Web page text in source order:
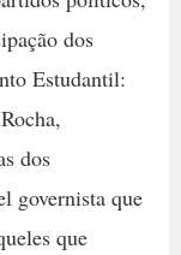
dos
Estudantil:
dos
governista que
que